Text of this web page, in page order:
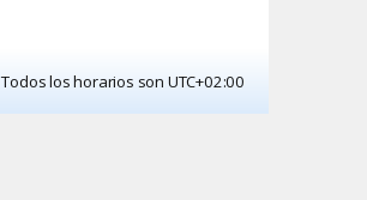
Todos los horarios son UTC+02:00